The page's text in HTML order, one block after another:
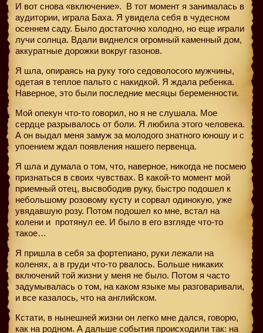
И вот снова «включение». В тот момент я занималась в
аудитории, играла Баха. Я увидела себя в чудесном
осеннем саду. Было достаточно холодно, но еще играли
лучи солнца. Вдали виднелся огромный каменный дом,
аккуратные дорожки вокруг газонов.
Я шла, опираясь на руку того седоволосого мужчины,
одетая в теплое пальто с накидкой. Я ждала ребенка.
Наверное, это были последние месяцы беременности.
Мой опекун что-то говорил, но я не слушала. Мое
сердце разрывалось от боли. Я любила этого человека.
А он выдал меня замуж за молодого знатного юношу и с
упоением ждал появления нашего первенца.
Я шла и думала о том, что, наверное, никогда не посмею
признаться в своих чувствах. В какой-то момент мой
приемный отец, высвободив руку, быстро подошел к
небольшому розовому кусту и сорвал одинокую, уже
увядавшую розу. Потом подошел ко мне, встал на
колени и протянул ее. И было в его взгляде что-то
такое…
Я пришла в себя за фортепиано, руки лежали на
коленях, а в груди что-то рвалось. Больше никаких
включений той жизни у меня не было. Потом я часто
задумывалась о том, на каком языке мы разговаривали,
и все казалось, что на английском.
Кстати, в нынешней жизни он легко мне дался, говорю,
как на родном. А дальше события происходили так: на